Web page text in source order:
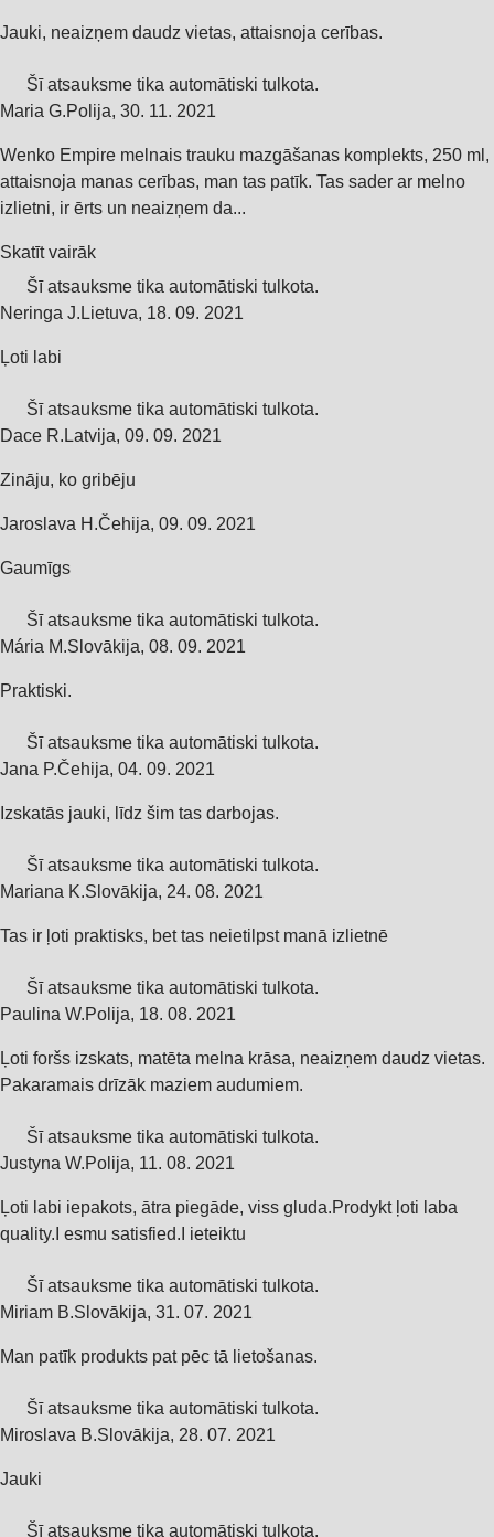
Jauki, neaizņem daudz vietas, attaisnoja cerības.
Šī atsauksme tika automātiski tulkota.
Maria G.Polija, 30. 11. 2021
Wenko Empire melnais trauku mazgāšanas komplekts, 250 ml,
attaisnoja manas cerības, man tas patīk. Tas sader ar melno
izlietni, ir ērts un neaizņem da...
Skatīt vairāk
Šī atsauksme tika automātiski tulkota.
Neringa J. Lietuva, 18. 09. 2021
Ļoti labi
Šī atsauksme tika automātiski tulkota.
Dace R. Latvija, 09. 09. 2021
Zināju, ko gribēju
Jaroslava H.Čehija, 09. 09. 2021
Gaumīgs
Šī atsauksme tika automātiski tulkota.
Mária M.Slovākija, 08. 09. 2021
Praktiski.
Šī atsauksme tika automātiski tulkota.
Jana P.Čehija, 04. 09. 2021
Izskatās jauki, līdz šim tas darbojas.
Šī atsauksme tika automātiski tulkota.
Mariana K.Slovākija, 24. 08. 2021
Tas ir ļoti praktisks, bet tas neietilpst manā izlietnē
Šī atsauksme tika automātiski tulkota.
Paulina W.Polija, 18. 08. 2021
Ļoti foršs izskats, matēta melna krāsa, neaizņem daudz vietas.
Pakaramais drīzāk maziem audumiem.
Šī atsauksme tika automātiski tulkota.
Justyna W.Polija, 11. 08. 2021
Ļoti labi iepakots, ātra piegāde, viss gluda.Prodykt ļoti laba
quality.I esmu satisfied.I ieteiktu
Šī atsauksme tika automātiski tulkota.
Miriam B.Slovākija, 31. 07. 2021
Man patīk produkts pat pēc tā lietošanas.
Šī atsauksme tika automātiski tulkota.
Miroslava B.Slovākija, 28. 07. 2021
Jauki
Šī atsauksme tika automātiski tulkota.